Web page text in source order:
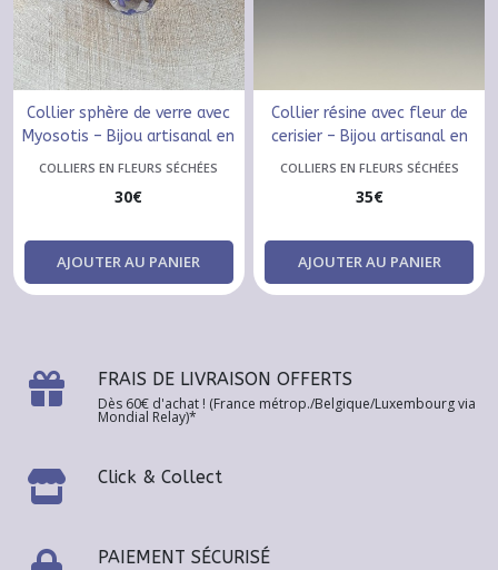
Collier sphère de verre avec
Myosotis – Bijou artisanal en
acier inoxydable doré ou
COLLIERS EN FLEURS SÉCHÉES
30€
AJOUTER AU PANIER
Collier résine avec fleur de
cerisier – Bijou artisanal en
acier inoxydable doré ou
COLLIERS EN FLEURS SÉCHÉES
35€
AJOUTER AU PANIER
FRAIS DE LIVRAISON OFFERTS
Dès 60€ d'achat ! (France métrop./Belgique/Luxembourg via
Mondial Relay)*
Click & Collect
PAIEMENT SÉCURISÉ